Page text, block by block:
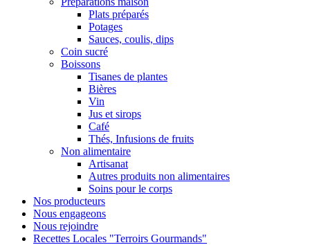
Plats préparés
Potages
Sauces, coulis, dips
Coin sucré
Boissons
Tisanes de plantes
Bières
Vin
Jus et sirops
Café
Thés, Infusions de fruits
Non alimentaire
Artisanat
Autres produits non alimentaires
Soins pour le corps
Nos producteurs
Nous engageons
Nous rejoindre
Recettes Locales "Terroirs Gourmands"